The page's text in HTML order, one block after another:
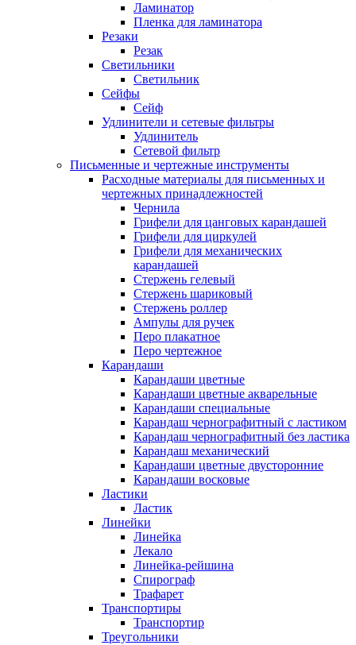
Ламинатор
Пленка для ламинатора
Резаки
Резак
Светильники
Светильник
Сейфы
Сейф
Удлинители и сетевые фильтры
Удлинитель
Сетевой фильтр
Письменные и чертежные инструменты
Расходные материалы для письменных и
чертежных принадлежностей
Чернила
Грифели для цанговых карандашей
Грифели для циркулей
Грифели для механических
карандашей
Стержень гелевый
Стержень шариковый
Стержень роллер
Ампулы для ручек
Перо плакатное
Перо чертежное
Карандаши
Карандаши цветные
Карандаши цветные акварельные
Карандаши специальные
Карандаш чернографитный с ластиком
Карандаш чернографитный без ластика
Карандаш механический
Карандаши цветные двусторонние
Карандаши восковые
Ластики
Ластик
Линейки
Линейка
Лекало
Линейка-рейшина
Спирограф
Трафарет
Транспортиры
Транспортир
Треугольники